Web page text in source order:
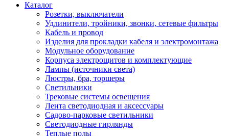
Каталог
Розетки, выключатели
Удлинители, тройники, звонки, сетевые фильтры
Кабель и провод
Изделия для прокладки кабеля и электромонтажа
Модульное оборудование
Корпуса электрощитов и комплектующие
Лампы (источники света)
Люстры, бра, торшеры
Светильники
Трековые системы освещения
Лента светодиодная и аксессуары
Садово-парковые светильники
Светодиодные гирлянды
Теплые полы